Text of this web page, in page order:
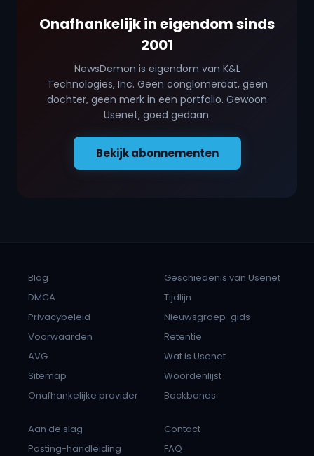
Onafhankelijk in eigendom sinds
2001
NewsDemon is eigendom van K&L
Technologies, Inc. Geen conglomeraat, geen
dochter, geen merk in een portfolio. Gewoon
Usenet, goed gedaan.
Bekijk abonnementen
Blog
DMCA
Privacybeleid
Voorwaarden
AVG
Sitemap
Onafhankelijke provider
Geschiedenis van Usenet
Tijdlijn
Nieuwsgroep-gids
Retentie
Wat is Usenet
Woordenlijst
Backbones
Aan de slag
Posting-handleiding
Contact
FAQ